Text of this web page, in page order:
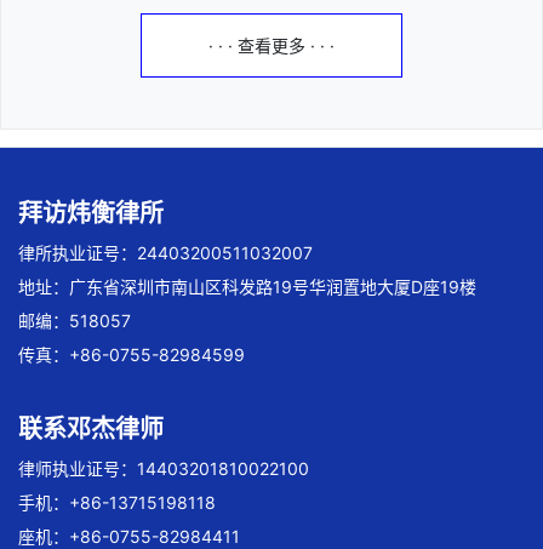
· · · 查看更多 · · ·
拜访炜衡律所
律所执业证号：24403200511032007
地址：广东省深圳市南山区科发路19号华润置地大厦D座19楼
邮编：518057
传真：+86-0755-82984599
联系邓杰律师
律师执业证号：14403201810022100
手机：+86-13715198118
座机：+86-0755-82984411